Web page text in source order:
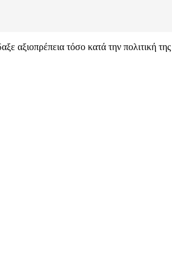
αξιοπρέπεια τόσο κατά την πολιτική